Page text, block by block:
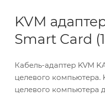
KVM
Smart Card
Кабель-адаптер KVM
целевого компьютера.
целевого компьютера